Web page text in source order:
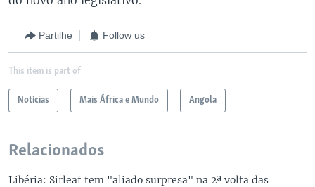
Partilhe Follow us
This item is part of
Notícias Mais África e Mundo Angola
Relacionados
Libéria: Sirleaf tem "aliado surpresa" na 2ª volta das